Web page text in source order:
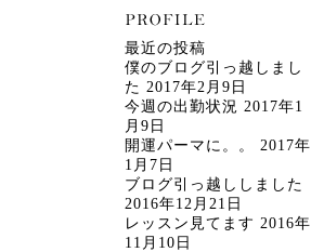
最近の投稿
僕のブログ引っ越しまし
た 2017年2月9日
今週の出勤状況 2017年1
月9日
開運パーマに。。
2017年
1月7日
ブログ引っ越ししました
2016年12月21日
レッスン見てます 2016年
11月10日